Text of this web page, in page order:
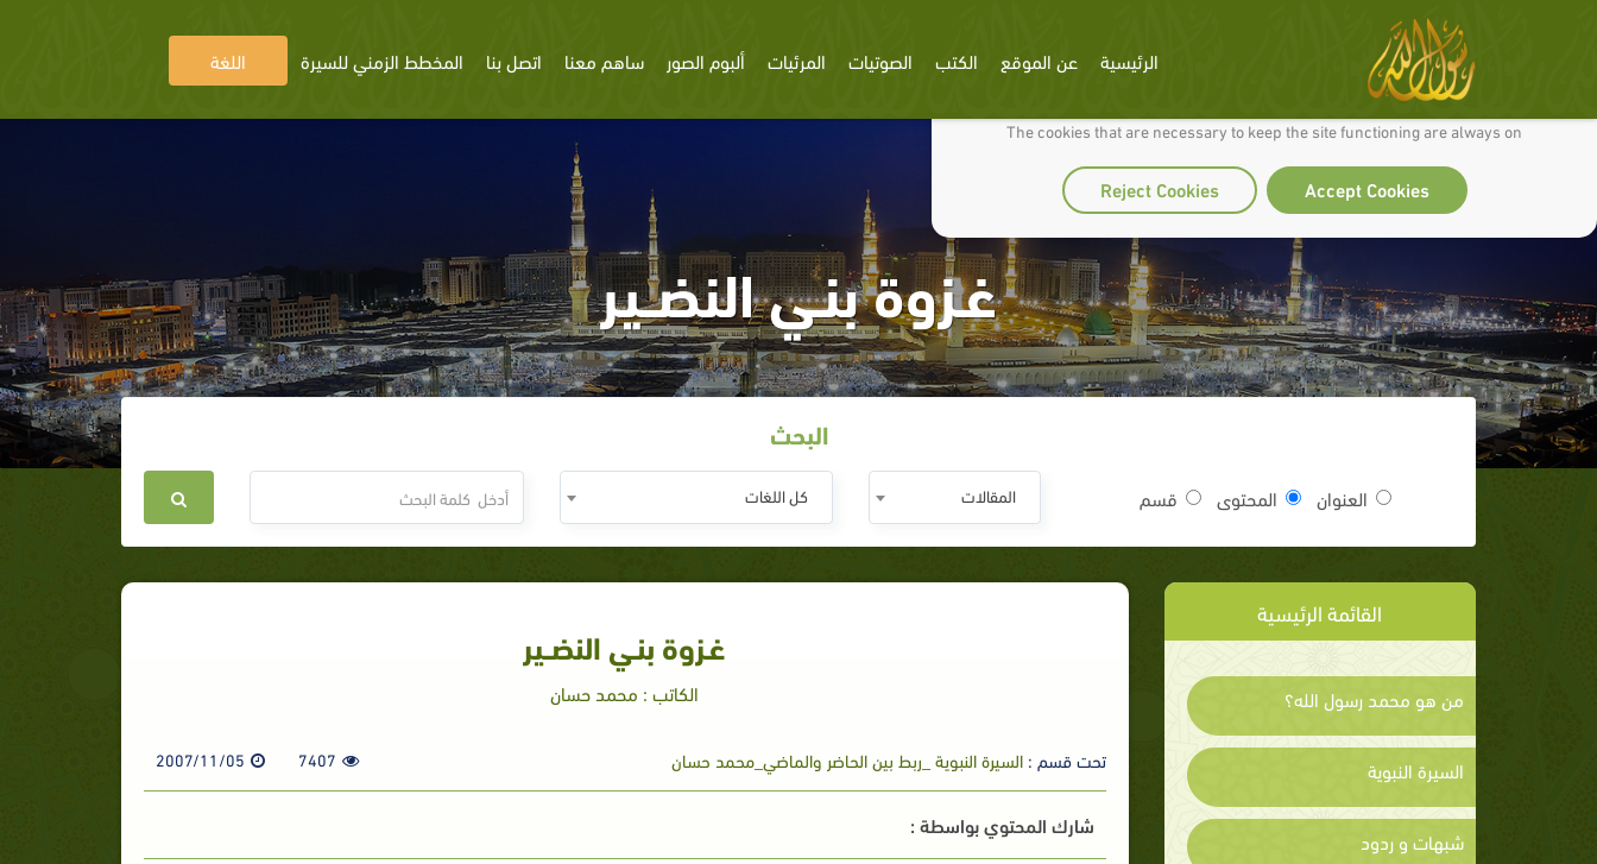
We use cookies to make our site work well for you and so we can continually improve it.
The cookies that are necessary to keep the site functioning are always on
Accept Cookies
Reject Cookies
الرئيسية عن الموقع الكتب الصوتيات المرئيات ألبوم الصور ساهم معنا اتصل بنا المخطط الزمني للسيرة اللغة
غـزوة بنـي النضــير
البحث
العنوان المحتوى قسم المقالات كل اللغات
القائمة الرئيسية
من هو محمد رسول الله؟
السيرة النبوية
شبهات و ردود
غـزوة بنـي النضــير
الكاتب : محمد حسان
تحت قسم :السيرة النبوية _ربط بين الحاضر والماضي_محمد حسان 7407
2007/11/05
شارك المحتوي بواسطة :